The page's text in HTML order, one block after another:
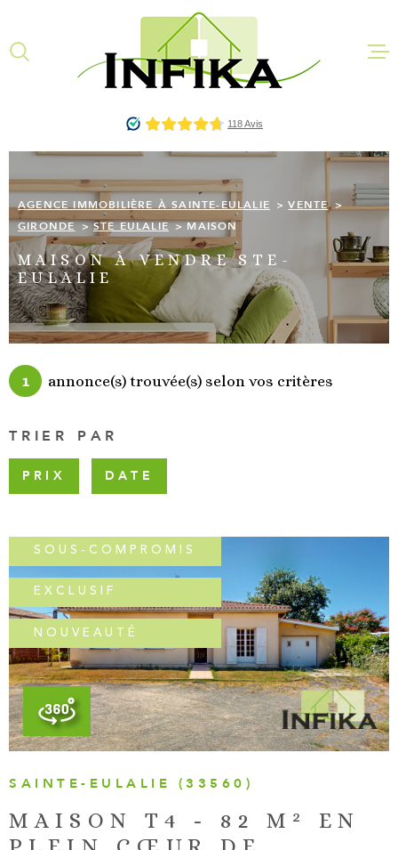
la
menu
contenu
QUI
COMMENT
L'ÉQUIPE
AGENCE IMMOBILIÈRE À SAINTE-EULALIE
VENTE
GIRONDE
STE EULALIE MAISON
MAISON À VENDRE STE-
EULALIE
1 annonce(s) trouvée(s) selon vos critères
TRIER PAR
PRIX DATE
SAINTE-EULALIE (33560)
MAISON T4 - 82 M² EN
SOUS-COMPROMIS
EXCLUSIF
NOUVEAUTÉ
VOIR LE BIEN